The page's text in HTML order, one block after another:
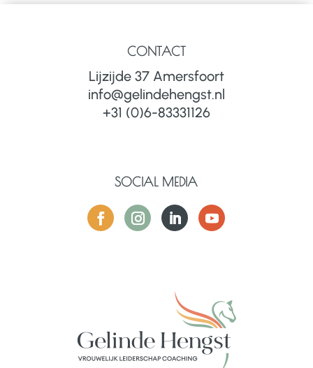
CONTACT
Lijzijde 37 Amersfoort
info@gelindehengst.nl
+31 (0)6-83331126
SOCIAL MEDIA